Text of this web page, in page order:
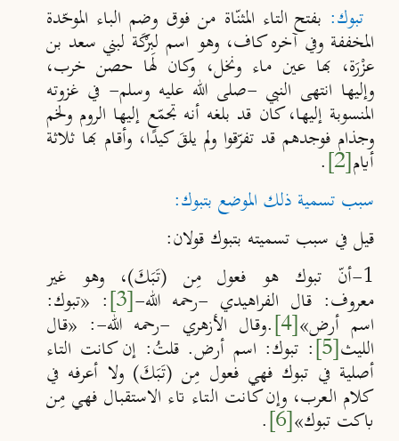
تبوك: بفتح التاء المثنّاة من فوق وضم الباء الموحّدة
المخففة وفي آخره كاف، وهو اسم لبِرْكَة لبني سعد بن
عزْرَة، بها عين ماء ونخل، وكان لها حصن خرب،
وإليها انتهى النبي -صلى الله عليه وسلم- في غزوته
المنسوبة إليها، كان قد بلغه أنه تجمّع إليها الروم ولخم
وجذام فوجدهم قد تفرّقوا ولم يلقَ كيدًا، وأقام بها ثلاثة
أيام[2]
.
سبب تسمية ذلك الموضع بتبوك:
قيل في سبب تسميته بتبوك قولان:
1-أنّ تبوك هو فعول مِن (تَبَكَ)، وهو غير
معروف: قال الفراهيدي -رحمه الله-[3] : «تبوك:
اسم أرض»[4] .وقال الأزهري -رحمه الله-: «قال
الليث[5] : تبوك: اسم أرض. قلتُ: إن كانت التاء
أصلية في تبوك فهي فعول مِن (تَبَكَ) ولا أعرفه في
كلام العرب، وإن كانت التاء تاء الاستقبال فهي مِن
باكت تبوك»[6]
.